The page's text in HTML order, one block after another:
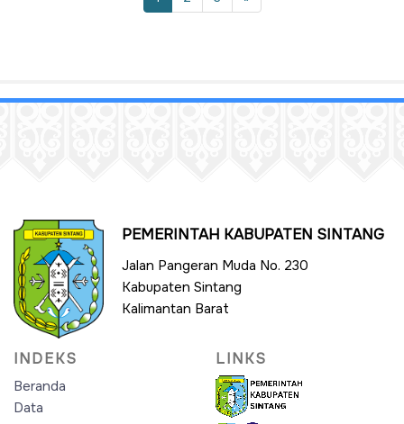
PEMERINTAH KABUPATEN SINTANG
Jalan Pangeran Muda No. 230
Kabupaten Sintang
Kalimantan Barat
INDEKS
Beranda
Data
LINKS